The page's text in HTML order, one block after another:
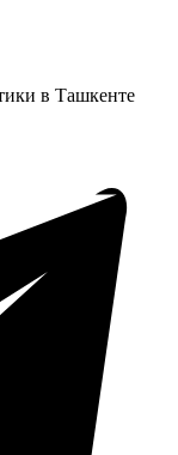
в Ташкенте